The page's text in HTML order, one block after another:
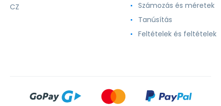
CZ
Számozás és méretek
Tanúsítás
Feltételek és feltételek